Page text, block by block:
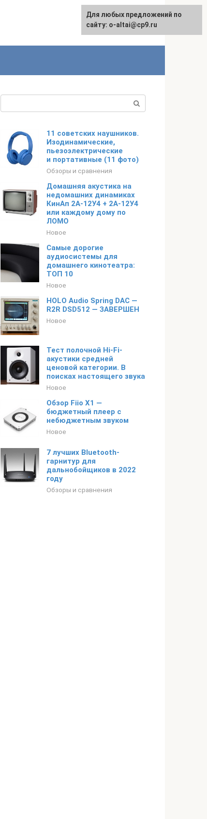
English
11 советских наушников.
Изодинамические,
пьезоэлектрические
и портативные (11 фото)
Обзоры и сравнения
Домашняя акустика на
недомашних динамиках
КинАп 2А-12У4 + 2А-12У4
или каждому дому по
ЛОМО
Новое
Самые дорогие
аудиосистемы для
домашнего кинотеатра:
ТОП 10
Новое
HOLO Audio Spring DAC —
R2R DSD512 — ЗАВЕРШЕН
Новое
Тест полочной Hi-Fi-
акустики средней
ценовой категории. В
поисках настоящего звука
Новое
Обзор Fiio X1 —
бюджетный плеер с
небюджетным звуком
Новое
7 лучших Bluetooth-
гарнитур для
дальнобойщиков в 2022
году
Обзоры и сравнения
Для любых предложений по
сайту: o-altai@cp9.ru